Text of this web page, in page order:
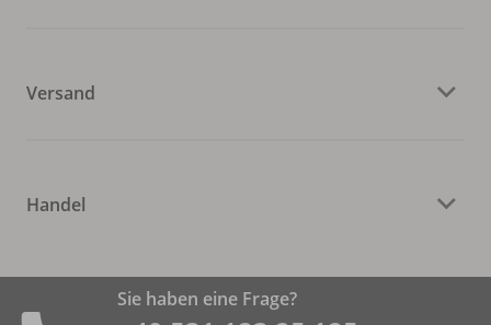
Versand
Handel
Sie haben eine Frage?